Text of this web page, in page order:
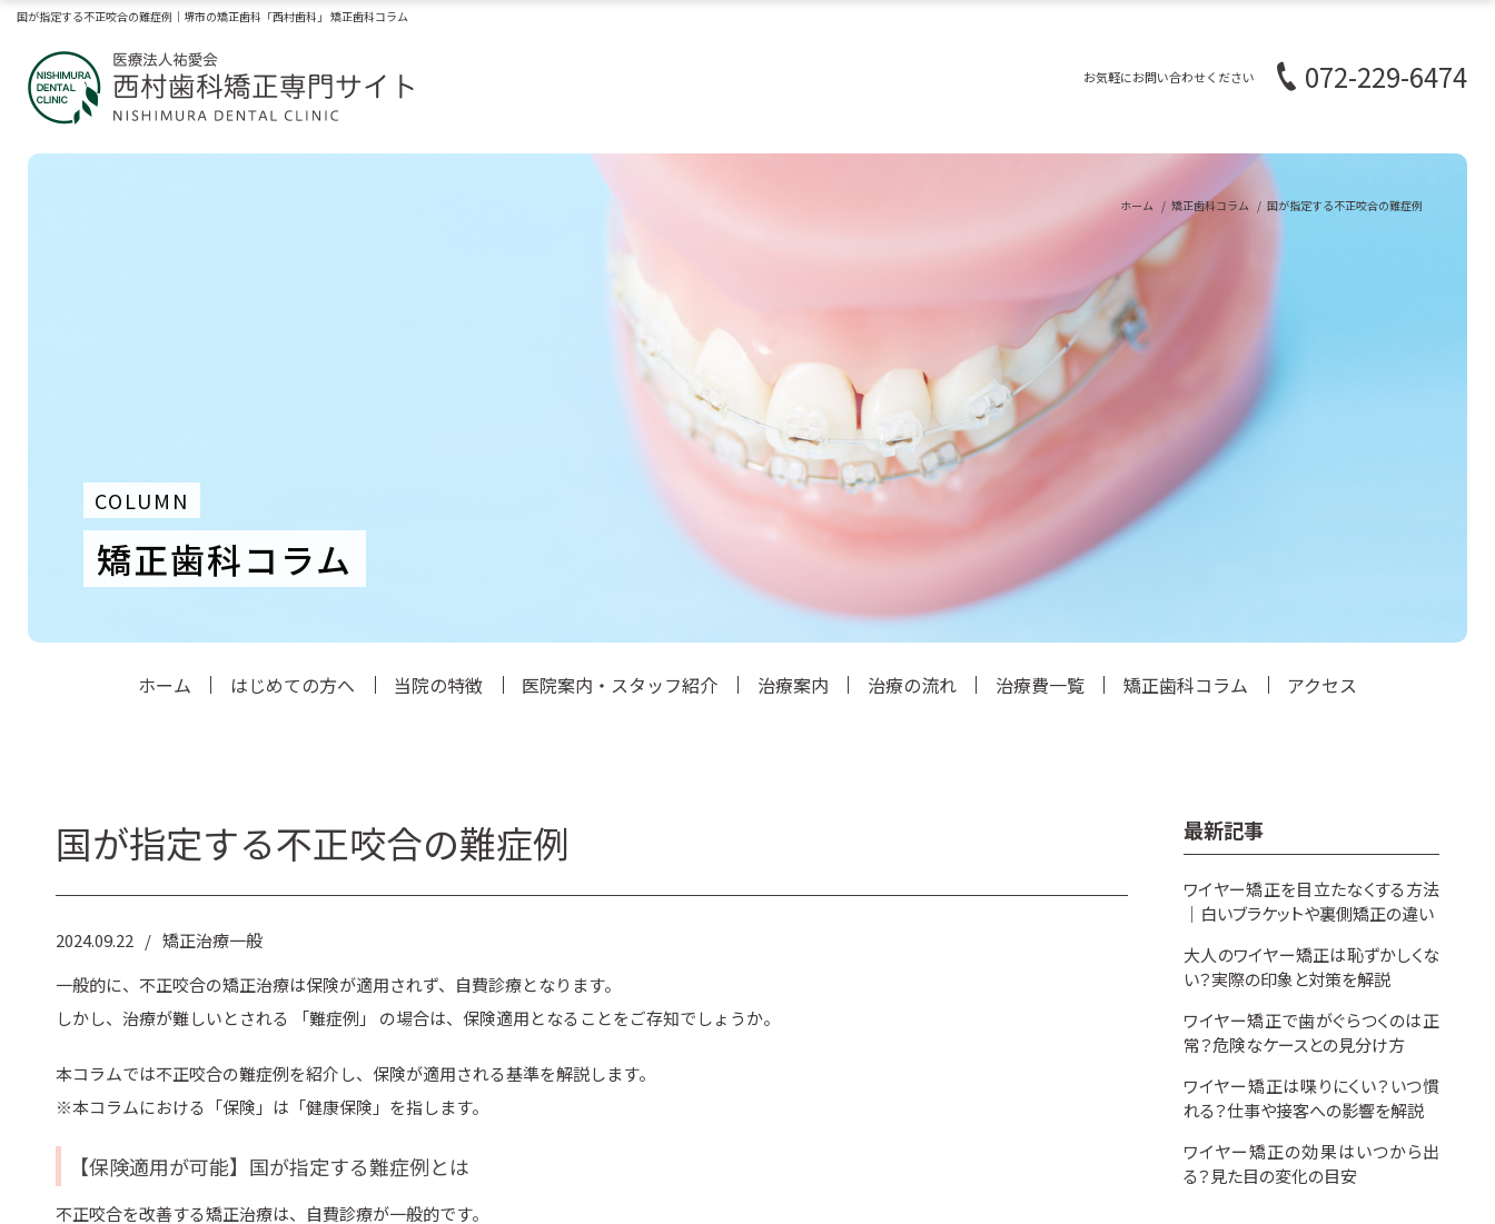
国が指定する不正咬合の難症例｜堺市の矯正歯科「西村歯科」 矯正歯科コラム
お気軽にお問い合わせください 072-229-6474
COLUMN
矯正歯科コラム
ホーム 矯正歯科コラム 国が指定する不正咬合の難症例
ホーム はじめての方へ 当院の特徴 医院案内・スタッフ紹介 治療案内 治療の流れ 治療費一覧 矯正歯科コラム アクセス
国が指定する不正咬合の難症例
2024.09.22
矯正治療一般
一般的に、不正咬合の矯正治療は保険が適用されず、自費診療となります。
しかし、治療が難しいとされる 「難症例」 の場合は、保険適用となることをご存知でしょうか。
本コラムでは不正咬合の難症例を紹介し、保険が適用される基準を解説します。
※本コラムにおける「保険」は「健康保険」を指します。
【保険適用が可能】国が指定する難症例とは
不正咬合を改善する矯正治療は、自費診療が一般的です。
最新記事
ワイヤー矯正を目立たなくする方法
｜白いブラケットや裏側矯正の違い
大人のワイヤー矯正は恥ずかしくな
い？実際の印象と対策を解説
ワイヤー矯正で歯がぐらつくのは正
常？危険なケースとの見分け方
ワイヤー矯正は喋りにくい？いつ慣
れる？仕事や接客への影響を解説
ワイヤー矯正の効果はいつから出
る？見た目の変化の目安